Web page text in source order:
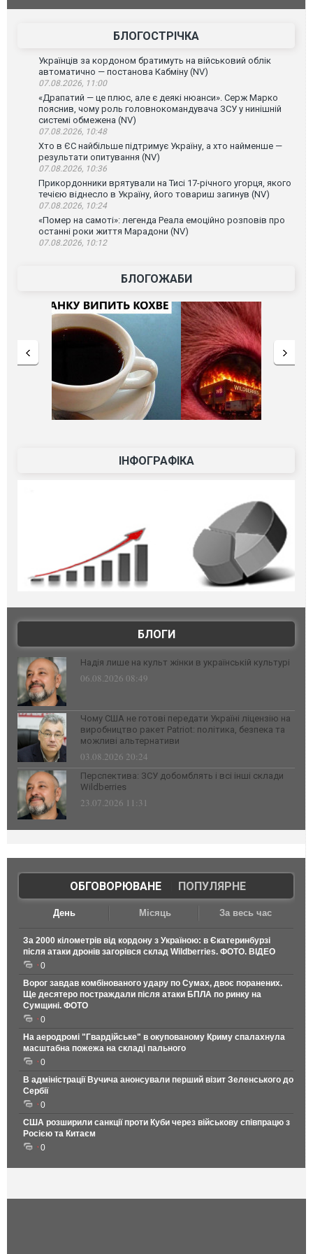
постраждали. ВІДЕО
БЛОГОСТРІЧКА
Українців за кордоном братимуть на військовий облік
автоматично — постанова Кабміну (NV)
07.08.2026, 11:00
«Драпатий — це плюс, але є деякі нюанси». Серж Марко
пояснив, чому роль головнокомандувача ЗСУ у нинішній
системі обмежена (NV)
07.08.2026, 10:48
Хто в ЄС найбільше підтримує Україну, а хто найменше —
результати опитування (NV)
07.08.2026, 10:36
Прикордонники врятували на Тисі 17-річного угорця, якого
течією віднесло в Україну, його товариш загинув (NV)
07.08.2026, 10:24
«Помер на самоті»: легенда Реала емоційно розповів про
останні роки життя Марадони (NV)
07.08.2026, 10:12
БЛОГОЖАБИ
ІНФОГРАФІКА
БЛОГИ
Надія лише на культ жінки в українській культурі
06.08.2026 08:49
Чому США не готові передати Україні ліцензію на
виробництво ракет Patriot: політика, безпека та
можливі альтернативи
03.08.2026 20:24
Перспектива: ЗСУ добомблять і всі інші склади
Wildberries
23.07.2026 11:31
ОБГОВОРЮВАНЕ| ПОПУЛЯРНЕ
День Місяць За весь час
За 2000 кілометрів від кордону з Україною: в Єкатеринбурзі
після атаки дронів загорівся склад Wildberries. ФОТО. ВІДЕО
0
Ворог завдав комбінованого удару по Сумах, двоє поранених.
Ще десятеро постраждали після атаки БПЛА по ринку на
Сумщині. ФОТО
0
На аеродромі "Гвардійське" в окупованому Криму спалахнула
масштабна пожежа на складі пального
0
В адміністрації Вучича анонсували перший візит Зеленського до
Сербії
0
США розширили санкції проти Куби через військову співпрацю з
Росією та Китаєм
0